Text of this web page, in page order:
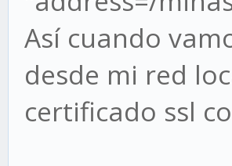
Así cuando
desde mi red
certificado ssl